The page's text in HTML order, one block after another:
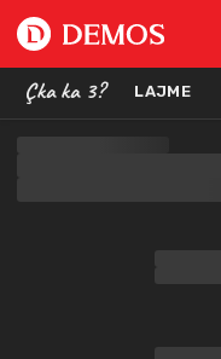
Çka ka 3? LAJME